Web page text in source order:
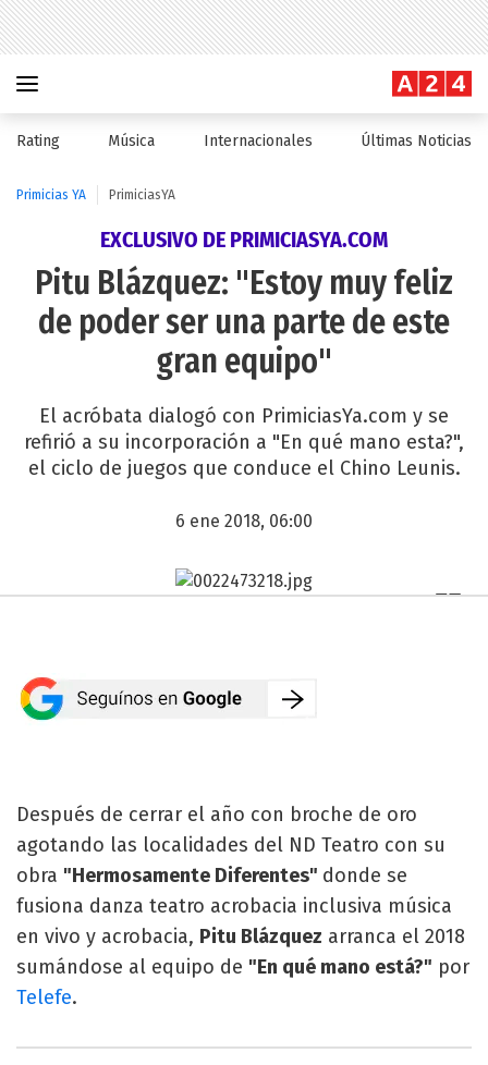
Rating Música Internacionales Últimas Noticias
Primicias YA PrimiciasYA
EXCLUSIVO DE PRIMICIASYA.COM
Pitu Blázquez: "Estoy muy feliz
de poder ser una parte de este
gran equipo"
El acróbata dialogó con PrimiciasYa.com y se
refirió a su incorporación a "En qué mano esta?",
el ciclo de juegos que conduce el Chino Leunis.
6 ene 2018, 06:00
Después de cerrar el año con broche de oro
agotando las localidades del ND Teatro con su
obra "Hermosamente Diferentes" donde se
fusiona danza teatro acrobacia inclusiva música
en vivo y acrobacia, Pitu Blázquez arranca el 2018
sumándose al equipo de "En qué mano está?" por
Telefe.